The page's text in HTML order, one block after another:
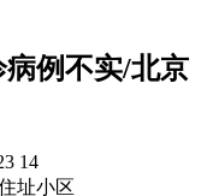
例不实/北京
14
址小区